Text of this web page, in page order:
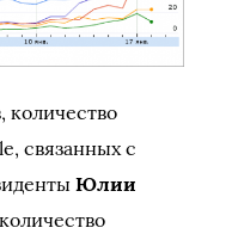
количество
связанных с
Юлии